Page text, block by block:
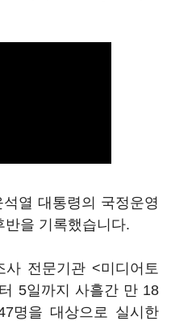
열 대통령의 국정운영
을 기록했습니다.
사 전문기관 <미디어토
5일까지 사흘간 만 18
명을 대상으로 실시한